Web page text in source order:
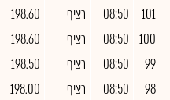
101
08:50 רציף 198.60
100
08:50 רציף 198.60
99
08:50 רציף 198.50
98
08:50 רציף 198.00